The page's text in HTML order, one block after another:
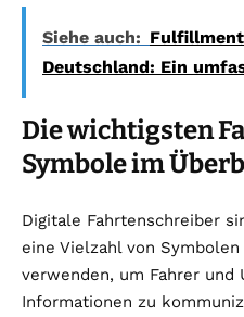
Siehe auch:
Deutschland: Ein
Die wichtigsten
Symbole im
Digitale Fahrtenschreiber
eine Vielzahl von
verwenden, um Fahrer und
Informationen zu